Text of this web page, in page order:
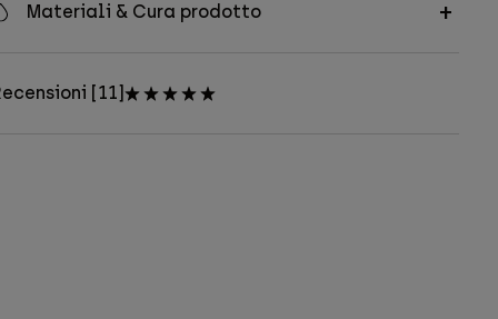
Materiali & Cura prodotto
[11]